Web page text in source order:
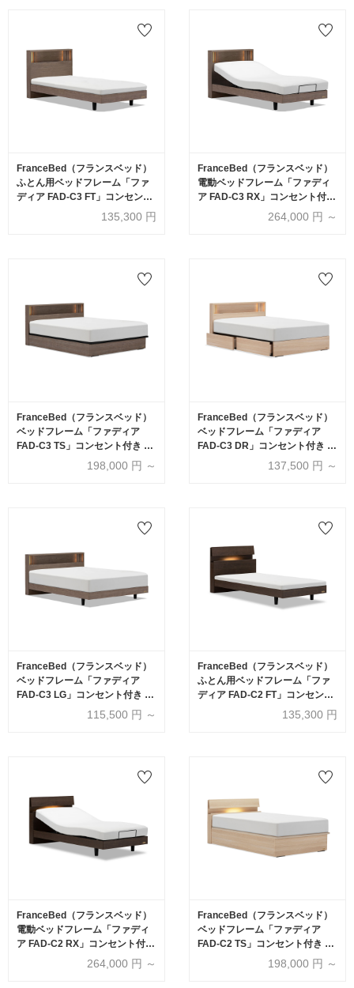
FranceBed（フランスベッド）
ふとん用ベッドフレーム「ファ
ディア FAD-C3 FT」コンセント
付き 高強度すのこ床板 シングル
135,300 円
FranceBed（フランスベッド）
電動ベッドフレーム「ファディ
ア FAD-C3 RX」コンセント付き
264,000 円 ～
FranceBed（フランスベッド）
ベッドフレーム「ファディア
FAD-C3 TS」コンセント付き 縦
跳ね上げ収納（ 床板面高2タイ
198,000 円 ～
FranceBed（フランスベッド）
ベッドフレーム「ファディア
FAD-C3 DR」コンセント付き 引
出し付き（床板面高2タイプ）す
のこ床板 全5サイズ 全3色
137,500 円 ～
FranceBed（フランスベッド）
ベッドフレーム「ファディア
FAD-C3 LG」コンセント付き レ
ッグタイプ 全7サイズ 全3色
115,500 円 ～
FranceBed（フランスベッド）
ふとん用ベッドフレーム「ファ
ディア FAD-C2 FT」コンセント
付き 高強度すのこ床板 シングル
135,300 円
FranceBed（フランスベッド）
電動ベッドフレーム「ファディ
ア FAD-C2 RX」コンセント付き
264,000 円 ～
FranceBed（フランスベッド）
ベッドフレーム「ファディア
FAD-C2 TS」コンセント付き 縦
跳ね上げ収納（ 床板面高2タイ
198,000 円 ～